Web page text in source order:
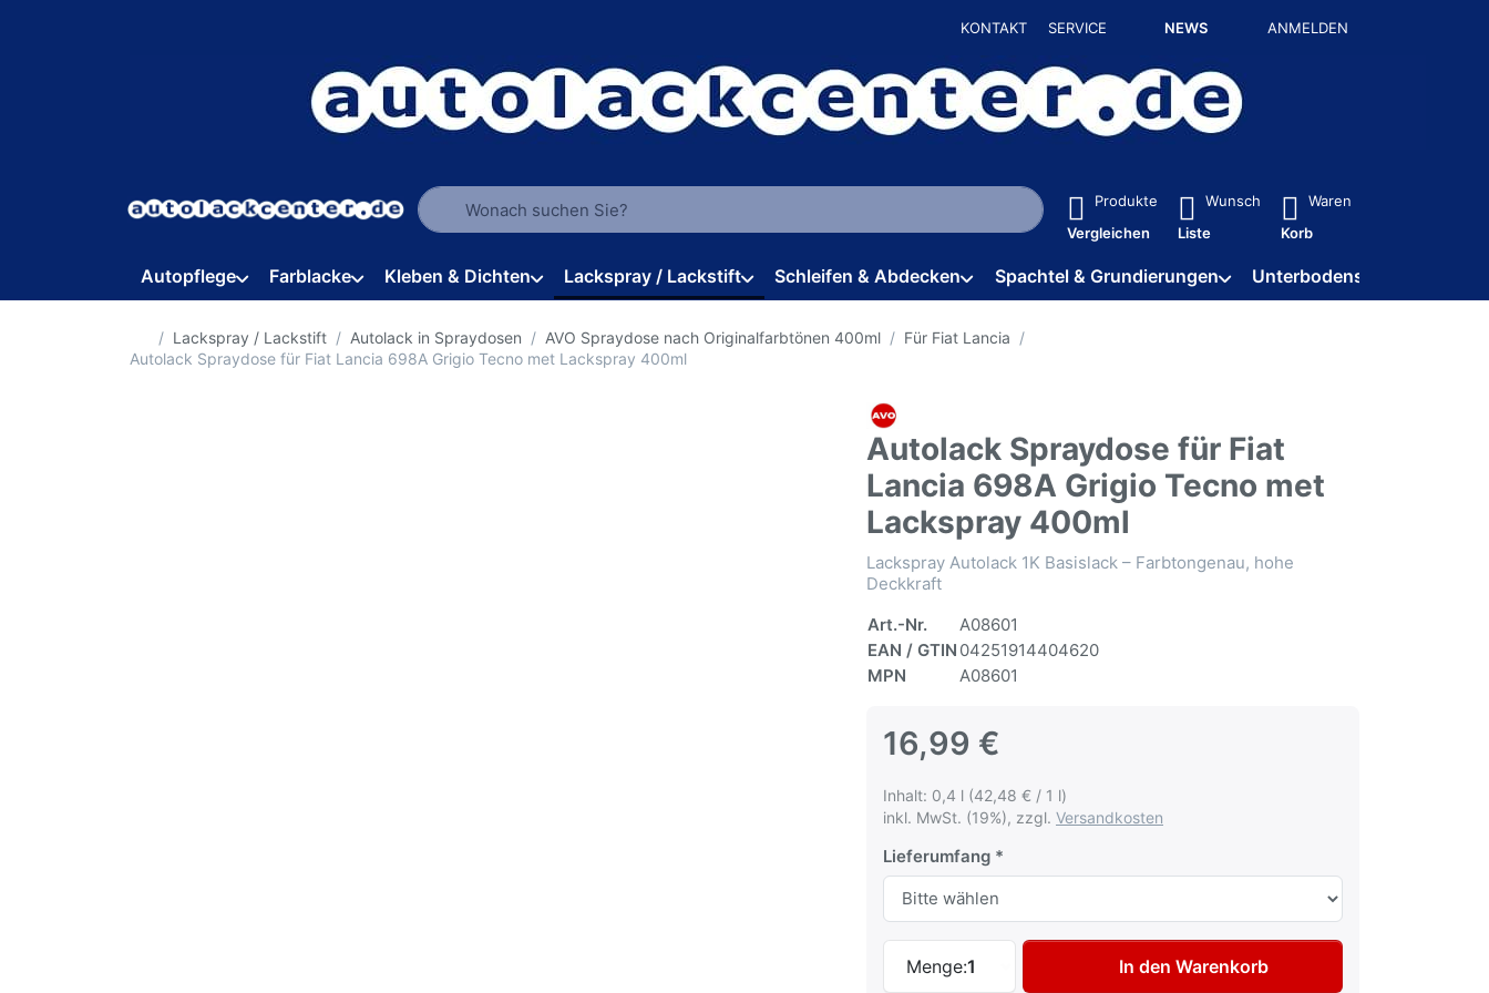
KONTAKT SERVICE NEWS ANMELDEN
Geben Sie einen Suchbegriff ein. Während Sie tippen, erscheinen automatisch erste Ergebnisse. Drücken Sie die Eingabetaste, um alle
Produkte
Vergleichen
Wunsch
Liste
Waren
Korb
Autopflege Farblacke Kleben & Dichten Lackspray / Lackstift Schleifen & Abdecken Spachtel & Grundierungen Unterbodenschutz / HV
Startseite
Lackspray / Lackstift Autolack in Spraydosen AVO Spraydose nach Originalfarbtönen 400ml
Für Fiat Lancia
Autolack Spraydose für Fiat Lancia 698A Grigio Tecno met Lackspray 400ml
Autolack Spraydose für Fiat
Lancia 698A Grigio Tecno met
Lackspray 400ml
Lackspray Autolack 1K Basislack – Farbtongenau, hohe
Deckkraft
Art.-Nr.
A08601
EAN / GTIN 04251914404620
MPN
A08601
16,99 €
Inhalt: 0,4 l (42,48 € / 1 l)
inkl. MwSt. (19%), zzgl. Versandkosten
Lieferumfang
Menge:1
Autolack Spraydose für Fiat Lancia 698A Grigio Tecno met
In den Warenkorb